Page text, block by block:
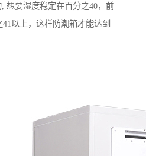
想要湿度稳定在百分之40，前
以上，这样防潮箱才能达到